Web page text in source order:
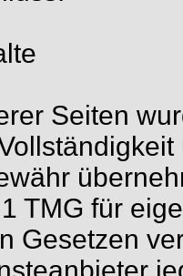
Seiten
TMG für
Gesetzen